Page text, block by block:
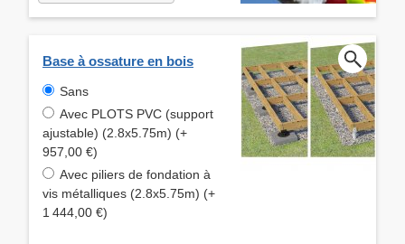
Base à ossature en bois
Sans
Avec PLOTS PVC (support
ajustable) (2.8x5.75m) (+
957,00 €)
Avec piliers de fondation à
vis métalliques (2.8x5.75m) (+
1 444,00 €)